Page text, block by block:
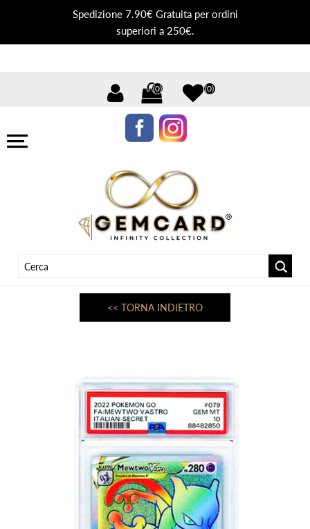
Spedizione 7.90€ Gratuita per ordini
superiori a 250€.
(0) (0)
<< TORNA INDIETRO